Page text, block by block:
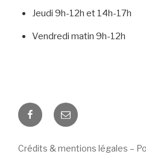
Jeudi 9h-12h et 14h-17h
Vendredi matin 9h-12h
FacebookCourriel
Crédits & mentions légales –